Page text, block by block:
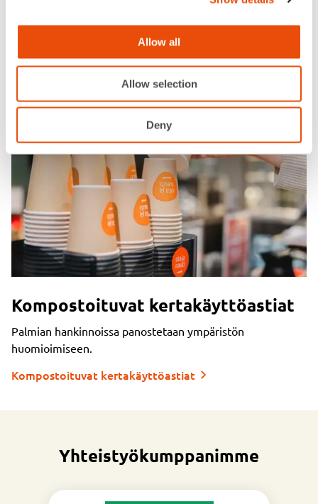
Allow all
Allow selection
Deny
Sertifioitu kahvi
Kompostoituvat kertakäyttöastiat
Palmian hankinnoissa panostetaan ympäristön
huomioimiseen.
Kompostoituvat kertakäyttöastiat
Yhteistyökumppanimme